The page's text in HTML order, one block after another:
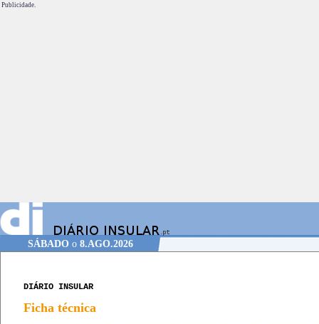
Publicidade.
SÁBADOo 8.AGO.2026
DIÁRIO INSULAR
Ficha técnica